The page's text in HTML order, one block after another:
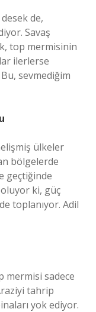
de,
Savaş
top mermisinin
ilerlerse
sevmediğim
ülkeler
bölgelerde
geçtiğinde
ki, güç
toplanıyor. Adil
mermisi sadece
tahrip
yok ediyor.